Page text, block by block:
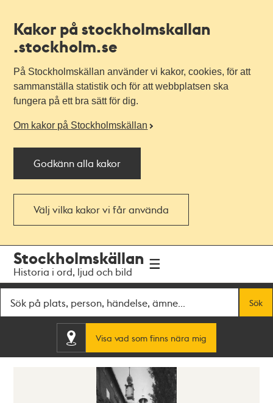
Kakor på stockholmskallan
.stockholm.se
På Stockholmskällan använder vi kakor, cookies, för att
sammanställa statistik och för att webbplatsen ska
fungera på ett bra sätt för dig.
Om kakor på Stockholmskällan
Godkänn alla kakor
Välj vilka kakor vi får använda
navigationen
huvudinnehållet
Stockholmskällan
Historia i ord, ljud och bild
Sök
Visa vad som finns nära mig